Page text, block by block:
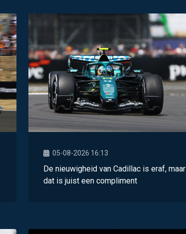
05-08-2026 16:13
De nieuwigheid van Cadillac is eraf, maar
dat is juist een compliment